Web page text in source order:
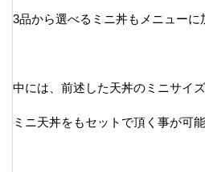
3品から選べるミニ丼もメニューに
中には、前述した天丼のミニサイ
ミニ天丼をもセットで頂く事が可